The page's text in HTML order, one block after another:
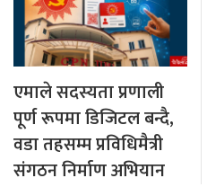
एमाले सदस्यता प्रणाली
पूर्ण रूपमा डिजिटल बन्दै,
वडा तहसम्म प्रविधिमैत्री
संगठन निर्माण अभियान